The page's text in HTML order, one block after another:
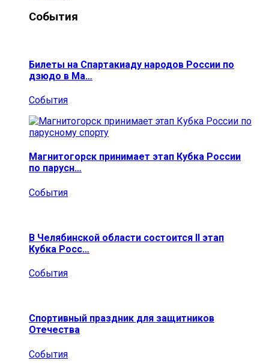
События
Билеты на Спартакиаду народов России по
дзюдо в Ма…
События
Магнитогорск принимает этап Кубка России
по парусн…
События
В Челябинской области состоится II этап
Кубка Росс…
События
Спортивный праздник для защитников
Отечества
События